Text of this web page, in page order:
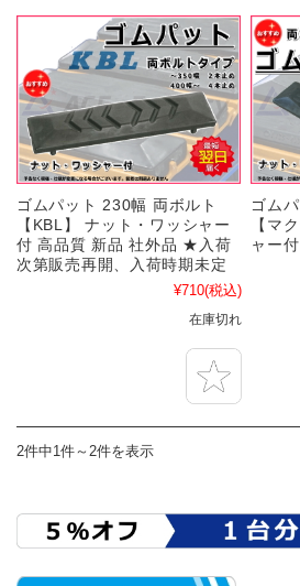
ゴムパット 230幅 両ボルト
【KBL】 ナット・ワッシャー
付 高品質 新品 社外品 ★入荷
次第販売再開、入荷時期未定
¥710(税込)
在庫切れ
ゴム
【マ
ャー
2件中1件～2件を表示